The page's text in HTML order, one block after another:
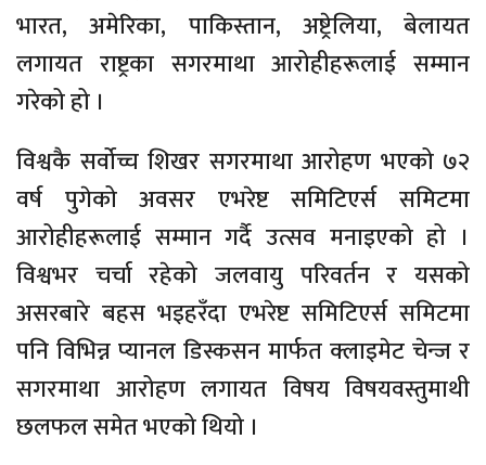
भारत, अमेरिका, पाकिस्तान, अष्ट्रेलिया, बेलायत
लगायत राष्ट्रका सगरमाथा आरोहीहरूलाई सम्मान
गरेको हो ।
विश्वकै सर्वोच्च शिखर सगरमाथा आरोहण भएको ७२
वर्ष पुगेको अवसर एभरेष्ट समिटिएर्स समिटमा
आरोहीहरूलाई सम्मान गर्दै उत्सव मनाइएको हो ।
विश्वभर चर्चा रहेको जलवायु परिवर्तन र यसको
असरबारे बहस भइहरँदा एभरेष्ट समिटिएर्स समिटमा
पनि विभिन्न प्यानल डिस्कसन मार्फत क्लाइमेट चेन्ज र
सगरमाथा आरोहण लगायत विषय विषयवस्तुमाथी
छलफल समेत भएको थियो ।